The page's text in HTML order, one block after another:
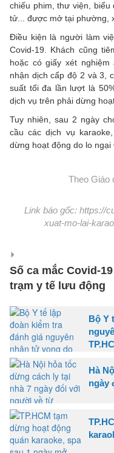
chiếu phim, thư viện,
tử... được mở tại phường,
Điều kiện là người làm
Covid-19. Khách cũng
hoặc có giấy xét
nhận dịch cấp độ 2 và 3,
suất tối đa lần lượt là
dịch vụ trên phải dừng
Tuy nhiên, sau 2 ngày
cầu các dịch vụ
dừng hoạt động do lo ngại
Theo Giáo
Link báo gốc: https://
xuat-mo-lai-
Số ca mắc Covid-
trạm y tế lưu động
Bộ Y
Hà
ngày